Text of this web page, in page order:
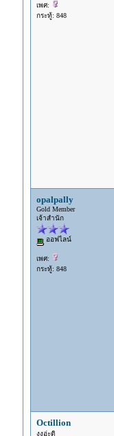
เพศ:
กระทู้: 848
opalpally
Gold Member
เจ้าสำนัก
ออฟไลน์
เพศ:
กระทู้: 848
Octillion
งงอ่ะดิ